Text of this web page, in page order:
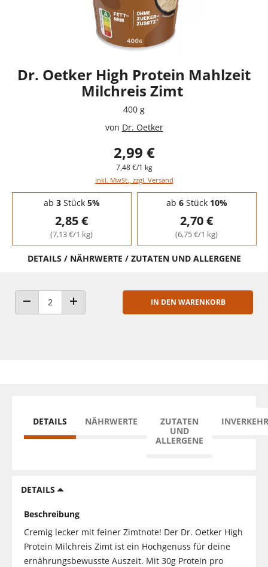
Dr. Oetker High Protein Mahlzeit
Milchreis Zimt
400 g
von Dr. Oetker
2,99 €
7,48 €/1 kg
inkl. MwSt., zzgl. Versand
Staffelpreise - Mengenrabatt
ab 3Stück 5%
2,85 €
(7,13 €/1 kg)
ab 6Stück 10%
2,70 €
(6,75 €/1 kg)
DETAILS / NÄHRWERTE / ZUTATEN UND ALLERGENE
ANZAHL VERRINGERNANZAHL ERHÖHEN
IN DEN WARENKORB
DETAILS NÄHRWERTE
ZUTATEN
UND
ALLERGENE
DETAILS
Beschreibung
Cremig lecker mit feiner Zimtnote! Der Dr. Oetker High
Protein Milchreis Zimt ist ein Hochgenuss für deine
ernährungsbewusste Auszeit. Mit 30g Protein pro